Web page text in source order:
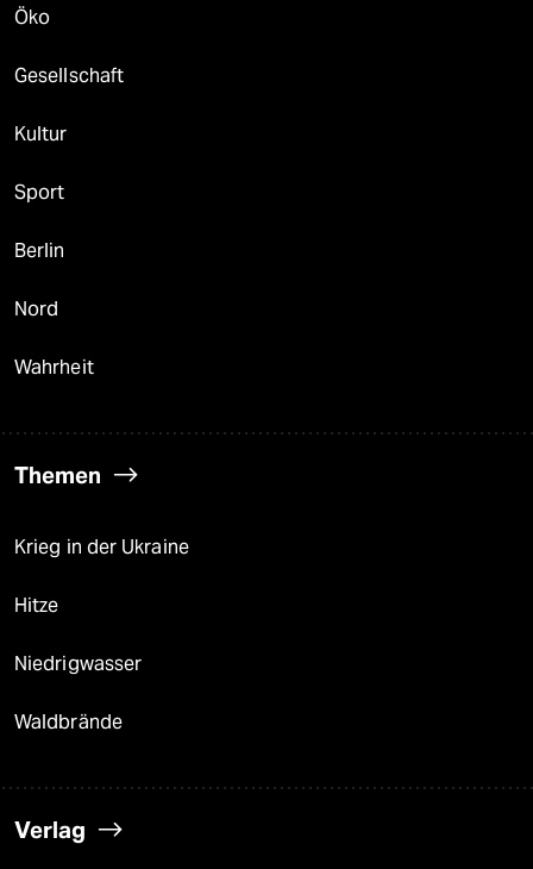
Öko
Gesellschaft
Kultur
Sport
Berlin
Nord
Wahrheit
Themen
Krieg in der Ukraine
Hitze
Niedrigwasser
Waldbrände
Verlag